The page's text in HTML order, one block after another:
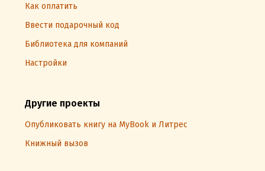
Как оплатить
Ввести подарочный код
Библиотека для компаний
Настройки
Другие проекты
Опубликовать книгу на MyBook и Литрес
Книжный вызов